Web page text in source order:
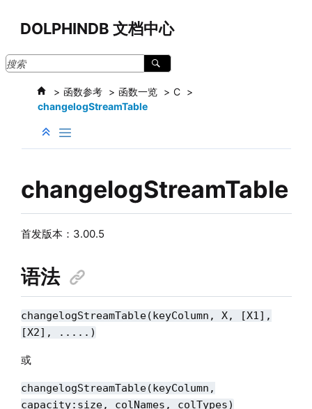
DOLPHINDB 文档中心
函数参考 函数一览
C
changelogStreamTable
changelogStreamTable
首发版本：3.00.5
语法
changelogStreamTable(keyColumn, X, [X1],
[X2], .....)
或
changelogStreamTable(keyColumn,
capacity:size, colNames, colTypes)